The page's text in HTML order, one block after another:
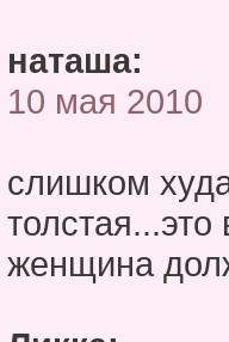
наташа:
10 мая 2010
слишком
толстая...это
женщина